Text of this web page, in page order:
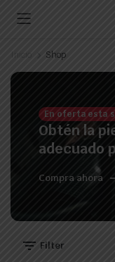
Inicio Shop
En oferta esta
Obtén la
adecuado
Compra ahora
Filter